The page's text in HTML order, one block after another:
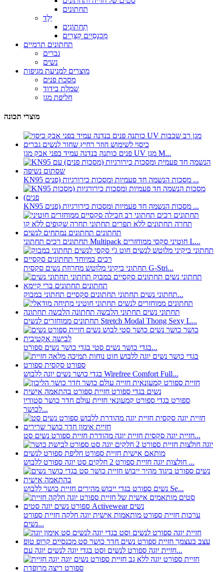
תחתונים
יֶלֶד
תַחתוֹנִים
מִכְנָסַיִים קְצָרִים
תחתונים תרמיים
גברים
נשים
מוצרים למניעת מגיפות
מסכת פנים
שמלת בידוד
חליפת מגן
מוצרי תכונה
פנים כותנה בנדנה עמיד בפני אבק מגן UV מגן M...
KN95 מסכות הנשמה חד פעמיות ומסכות כירורגיות (פנים ...
KN95 מסכות הנשמה חד פעמיות ומסכות כירורגיות (פנים ...
תחתונים רכים תחתוני Multipack חוטיני סקסי ממוחזרים L...
תחתוני ביקיני מלוטש מחרוזת נשים סקסית G-Stri...
תחתוני נשים תחתוני תחתונים סקסיים תחתוני במבוק...
תחתונים ממוחזרים לנשים Stretch Modal Thong Sexy L...
בגדי כושר נשים סטי בגדי כושר נשים ספורט...
בגדי כושר נשים יוגה ללבוש Wirefree Comfort Full...
ספורט בגדי ספורט קמעונאי חזיית עולם חדר כושר סטודיו
לכושר...
חזיית יוגה סקסית חזיית יוגה מהודרת חזיית ספורט נשים סט...
חולצות יוגה חזיית ספורט 2 חלקים סט יוגה ספורט ללבוש ...
נשים ספורט בגדי ייבוש מהירים חזיית כושר ללבוש Se...
ערכות חזיית ספורט מותאמות אישית יוגה חלקה חזיית ספורט
נשים...
חזיית יוגה ספורט לנשים וסט בגדי יוגה לנשים יוגה עם...